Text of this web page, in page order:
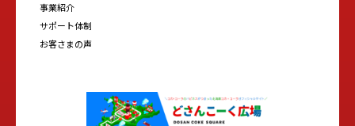
事業紹介
サポート体制
お客さまの声